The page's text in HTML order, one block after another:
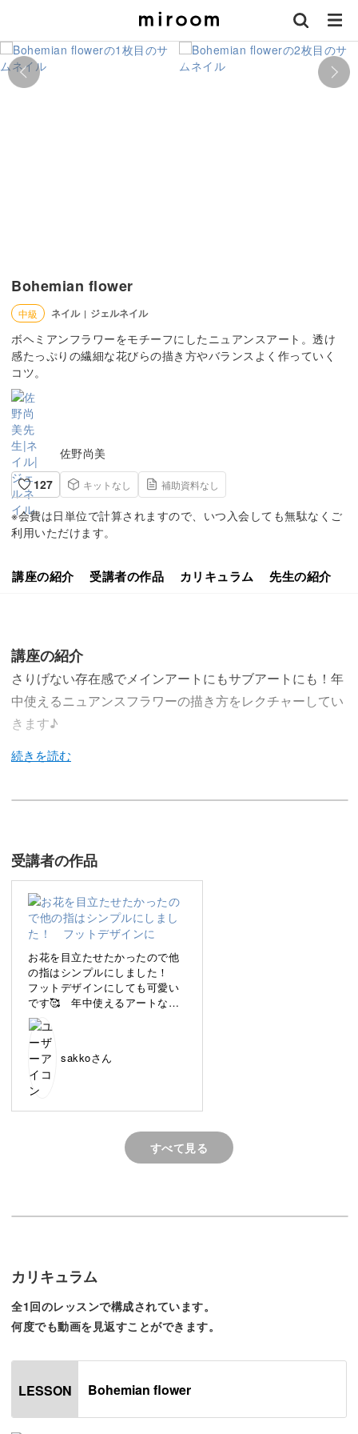
Bohemian flower
中級 ネイル | ジェルネイル
ボヘミアンフラワーをモチーフにしたニュアンスアート。透け
感たっぷりの繊細な花びらの描き方やバランスよく作っていく
コツ。
佐野尚美
127
キットなし 補助資料なし
※会費は日単位で計算されますので、いつ入会しても無駄なくご
利用いただけます。
講座の紹介 受講者の作品 カリキュラム 先生の紹介
講座の紹介
さりげない存在感でメインアートにもサブアートにも！年
中使えるニュアンスフラワーの描き方をレクチャーしてい
きます♪
ボヘミアンな印象のお花は、透け感たっぷりで作っていく
ので重たい印象にならずに使うことができます。
の幅を持っておくことが重要。
今回レクチャーするボヘミアンフラワーは季節問わず年中
使えるアートなのでサロンワークにも大活躍。
透け感とニュアンス感たっぷりのお花の作り方をマスター
◯ニュアンス感のあるベースの作り方
◯お花がベースに埋まっているようにみせるためのひと手
間
などなど、とにかく繊細に作り上げるためのポイントをし
っかりとお伝えしていきます。
受講者の作品
お花を目立たせたかったので他
の指はシンプルにしました！
フットデザインにしても可愛い
です🥰 年中使えるアートなの
でとても重宝します✨
わかりやすいレッスンありがと
うございました♬
sakkoさん
すべて見る
カリキュラム
全1回のレッスンで構成されています。
何度でも動画を見返すことができます。
LESSON Bohemian flower